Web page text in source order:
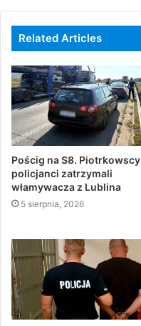
Related Articles
Pościg na S8. Piotrkowscy
policjanci zatrzymali
włamywacza z Lublina
5 sierpnia, 2026